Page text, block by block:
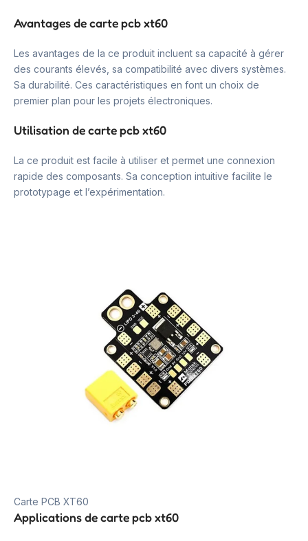
Avantages de carte pcb xt60
Les avantages de la ce produit incluent sa capacité à gérer
des courants élevés, sa compatibilité avec divers systèmes.
Sa durabilité. Ces caractéristiques en font un choix de
premier plan pour les projets électroniques.
Utilisation de carte pcb xt60
La ce produit est facile à utiliser et permet une connexion
rapide des composants. Sa conception intuitive facilite le
prototypage et l’expérimentation.
Carte PCB XT60
Applications de carte pcb xt60